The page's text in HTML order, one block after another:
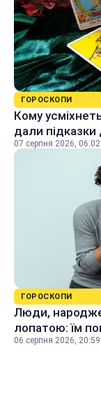
ГОРОСКОПИ
Кому
дали підказки
07 серпня 2026, 06:02
ГОРОСКОПИ
Люди,
лопатою: їм
06 серпня 2026, 20:59